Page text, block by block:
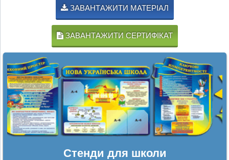
ЗАВАНТАЖИТИ МАТЕРІАЛ
ЗАВАНТАЖИТИ СЕРТИФІКАТ
Стенди для школи